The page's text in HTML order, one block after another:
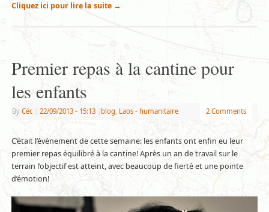
Cliquez ici pour lire la suite →
Premier repas à la cantine pour
les enfants
By Céc 22/09/2013 - 15:13 blog Laos - humanitaire 2 Comments
C’était l’évènement de cette semaine: les enfants ont enfin eu leur
premier repas équilibré à la cantine! Après un an de travail sur le
terrain l’objectif est atteint, avec beaucoup de fierté et une pointe
d’émotion!